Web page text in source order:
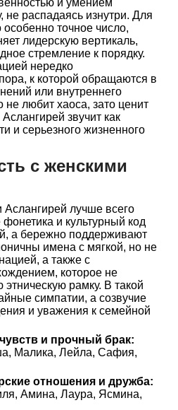
и умением
не распадаясь изнутри. Для
точное число,
лидерскую вертикаль,
стремление к порядку.
нередко
к которой обращаются в
или внутреннего
не любит хаоса, зато ценит
звучит как
и серьезного жизненного
с женскими
лучше всего
и культурный код
а бережно поддерживают
имена с мягкой, но не
а также с
которое не
этническую рамку. В такой
симпатии, а созвучие
и уважения к семейной
и прочный брак:
Малика, Лейла, Сафия,
отношения и дружба:
Амина, Лаура, Ясмина,